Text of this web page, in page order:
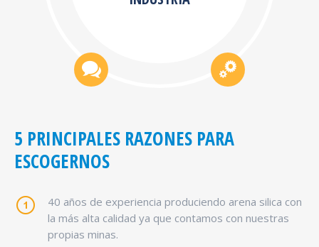
5 PRINCIPALES RAZONES PARA
ESCOGERNOS
40 años de experiencia produciendo arena silica con
la más alta calidad ya que contamos con nuestras
propias minas.